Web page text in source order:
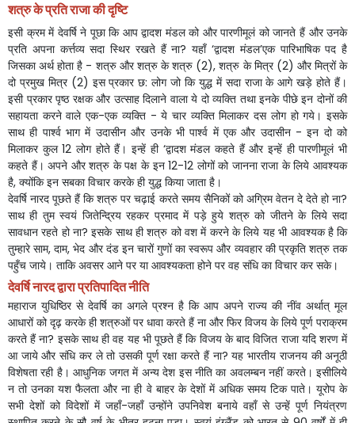
शत्रुकेप्रतिराजाकीदृष्टि
इसी क्रम में देवर्षि ने पूछा कि आप द्वादश मंडल को और पारणीमूलं को जानते हैं और उनके
प्रति अपना कर्त्तव्य सदा स्थिर रखते हैं ना?यहाँ‘द्वादश मंडल’एक पारिभाषिक पद है
जिसका अर्थ होता है - शत्रु और शत्रु के शत्रु (2),शत्रु के मित्र(2) और मित्रों के
दो प्रमुख मित्र(2) इस प्रकार छ:लोग जो कि युद्ध में सदा राजा के आगे खड़े होते हैं।
इसी प्रकार पृष्ठ रक्षक और उत्साह दिलाने वाला ये दो व्यक्ति तथा इनके पीछे इन दोनों की
सहायता करने वाले एक-एक व्यक्ति-ये चार व्यक्ति मिलाकर दस लोग हो गये। इसके
साथ ही पार्श्व भाग में उदासीन और उनके भी पार्श्व में एक और उदासीन-इन दो को
मिलाकर कुल12लोग होते हैं। इन्हें ही‘द्वादश मंडल कहते हैं और इन्हें ही पारणीमूलं भी
कहते हैं। अपने और शत्रु के पक्ष के इन12-12 लोगों को जानना राजा के लिये आवश्यक
है, क्योंकि इन सबका विचार करके ही युद्ध किया जाता है।
देवर्षि नारद पूछते हैं कि शत्रु पर चढ़ाई करते समय सैनिकों को अग्रिम वेतन दे देते हो ना?
साथ ही तुम स्वयं जितेन्द्रिय रहकर प्रमाद में पड़े हुये शत्रु को जीतने के लिये सदा
सावधान रहते हो ना?इसके साथ ही शत्रु को वश में करने के लिये यह भी आवश्यक है कि
तुम्हारे साम,दाम,भेद और दंड इन चारों गुणों का स्वरूप और व्यवहार की प्रकृति शत्रु तक
पहुँच जाये। ताकि अवसर आने पर या आवश्यकता होने पर वह संधि का विचार कर सके।
देवर्षिनारदद्वाराप्रतिपादितनीति
महाराज युधिष्ठिर से देवर्षि का अगले प्रश्न है कि आप अपने राज्य की नींव अर्थात् मूल
आधारों को दृढ़ करके ही शत्रुओं पर धावा करते हैं ना और फिर विजय के लिये पूर्ण पराक्रम
करते हैं ना? इसके साथ ही वह यह भी पूछते हैं कि विजय के बाद विजित राजा यदि शरण में
आ जाये और संधि कर ले तो उसकी पूर्ण रक्षा करते हैं ना?यह भारतीय राजनय की अनूठी
विशेषता रही है। आधुनिक जगत में अन्य देश इस नीति का अवलम्बन नहीं करते। इसीलिये
न तो उनका यश फैलता और ना ही वे बाहर के देशों में अधिक समय टिक पाते। यूरोप के
सभी देशों को विदेशों में जहाँ-जहाँ उन्होंने उपनिवेश बनाये वहाँ से उन्हें पूर्ण नियंत्रण